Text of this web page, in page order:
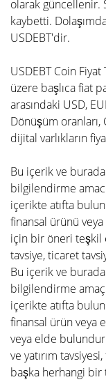
olarak güncellenir.
kaybetti.
USDEBT'dir.
USDEBT Coin
üzere başlıca fiat
arasındaki USD,
Dönüşüm oranları,
dijital varlıkların
Bu içerik ve
bilgilendirme
içerikte atıfta
finansal ürünü veya
için bir öneri teşkil
tavsiye, ticaret
Bu içerik ve
bilgilendirme
içerikte atıfta
finansal ürün veya
veya elde
ve yatırım
başka herhangi